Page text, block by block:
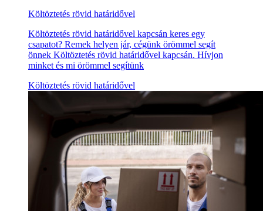
Költöztetés rövid határidővel
Költöztetés rövid határidővel kapcsán keres egy
csapatot? Remek helyen jár, cégünk örömmel segít
önnek Költöztetés rövid határidővel kapcsán. Hívjon
minket és mi örömmel segítünk
Költöztetés rövid határidővel